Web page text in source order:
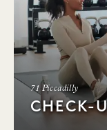
71 Piccadilly
CHECK-